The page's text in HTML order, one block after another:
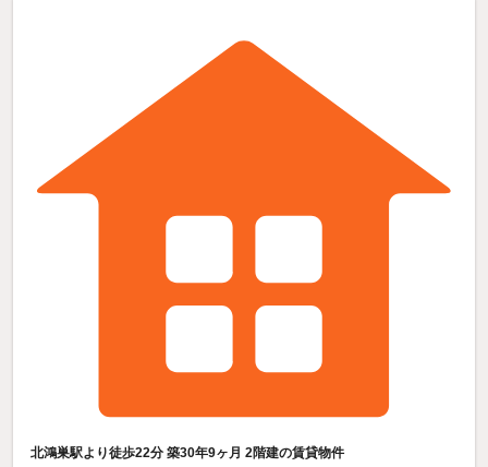
北鴻巣駅より徒歩22分 築30年9ヶ月 2階建の賃貸物件